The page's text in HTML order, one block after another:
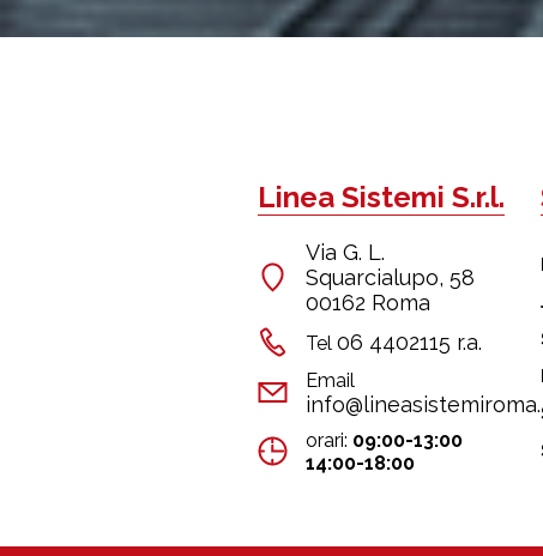
Linea Sistemi S.r.l.
Via G. L.
Squarcialupo, 58
00162 Roma
Tel 06 4402115 r.a.
Email
orari: 09:00-13:00
14:00-18:00